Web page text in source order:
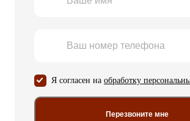
Я согласен на обработку
Перезвоните мне